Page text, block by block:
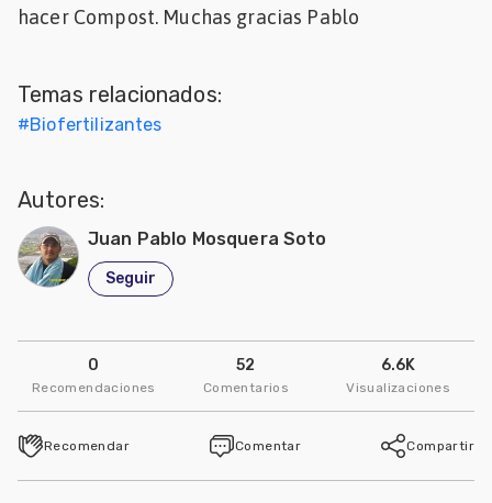
Mascotas
hacer Compost. Muchas gracias Pablo
Temas relacionados:
#Biofertilizantes
Autores:
Juan Pablo Mosquera Soto
Seguir
0
Recomendaciones
52
Comentarios
6.6K
Visualizaciones
Recomendar Comentar Compartir